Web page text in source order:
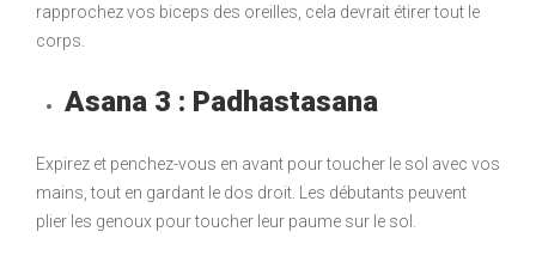
rapprochez vos biceps des oreilles, cela devrait étirer tout le
corps.
Asana 3 : Padhastasana
Expirez et penchez-vous en avant pour toucher le sol avec vos
mains, tout en gardant le dos droit. Les débutants peuvent
plier les genoux pour toucher leur paume sur le sol.